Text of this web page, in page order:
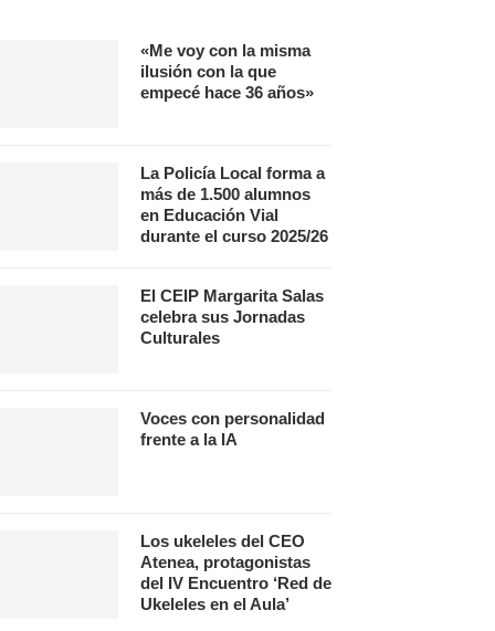
«Me voy con la misma
ilusión con la que
empecé hace 36 años»
La Policía Local forma a
más de 1.500 alumnos
en Educación Vial
durante el curso 2025/26
El CEIP Margarita Salas
celebra sus Jornadas
Culturales
Voces con personalidad
frente a la IA
Los ukeleles del CEO
Atenea, protagonistas
del IV Encuentro ‘Red de
Ukeleles en el Aula’